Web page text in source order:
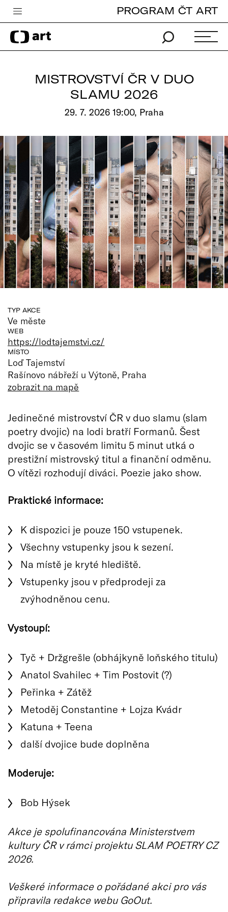
Česká televize
Zpravodajství
Vše o ČT
PROGRAM ČT ART
MISTROVSTVÍ ČR V DUO
SLAMU 2026
29. 7. 2026 19:00, Praha
TYP AKCE
Ve měste
WEB
https://lodtajemstvi.cz/
MÍSTO
Loď Tajemství
Rašínovo nábřeží u Výtoně, Praha
zobrazit na mapě
Jedinečné mistrovství ČR v duo slamu (slam
poetry dvojic) na lodi bratří Formanů. Šest
dvojic se v časovém limitu 5 minut utká o
prestižní mistrovský titul a finanční odměnu.
O vítězi rozhodují diváci. Poezie jako show.
Praktické informace:
K dispozici je pouze 150 vstupenek.
Všechny vstupenky jsou k sezení.
Na místě je kryté hlediště.
Vstupenky jsou v předprodeji za
zvýhodněnou cenu.
Vystoupí:
Tyč + Držgrešle (obhájkyně loňského titulu)
Anatol Svahilec + Tim Postovit (?)
Peřinka + Zátěž
Metoděj Constantine + Lojza Kvádr
Katuna + Teena
další dvojice bude doplněna
Moderuje:
Bob Hýsek
Akce je spolufinancována Ministerstvem
kultury ČR v rámci projektu SLAM POETRY CZ
2026.
Veškeré informace o pořádané akci pro vás
připravila redakce webu GoOut.